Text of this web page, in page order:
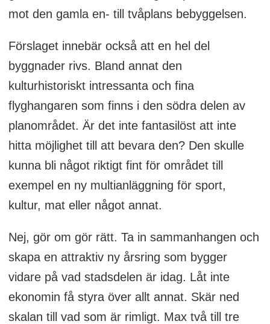
mot den gamla en- till tvåplans bebyggelsen.
Förslaget innebär också att en hel del
byggnader rivs. Bland annat den
kulturhistoriskt intressanta och fina
flyghangaren som finns i den södra delen av
planområdet. Är det inte fantasilöst att inte
hitta möjlighet till att bevara den? Den skulle
kunna bli något riktigt fint för området till
exempel en ny multianläggning för sport,
kultur, mat eller något annat.
Nej, gör om gör rätt. Ta in sammanhangen och
skapa en attraktiv ny årsring som bygger
vidare på vad stadsdelen är idag. Låt inte
ekonomin få styra över allt annat. Skär ned
skalan till vad som är rimligt. Max två till tre